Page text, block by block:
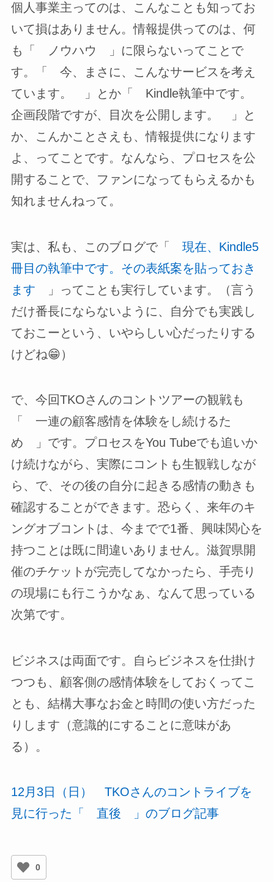
個人事業主ってのは、こんなことも知ってお
いて損はありません。情報提供ってのは、何
も「 ノウハウ 」に限らないってことで
す。「 今、まさに、こんなサービスを考え
ています。 」とか「 Kindle執筆中です。
企画段階ですが、目次を公開します。 」と
か、こんかことさえも、情報提供になります
よ、ってことです。なんなら、プロセスを公
開することで、ファンになってもらえるかも
知れませんねって。
実は、私も、このブログで「 現在、Kindle5
冊目の執筆中です。その表紙案を貼っておき
ます 」ってことも実行しています。（言う
だけ番長にならないように、自分でも実践し
ておこーという、いやらしい心だったりする
けどね😁）
で、今回TKOさんのコントツアーの観戦も
「 一連の顧客感情を体験をし続けるた
め 」です。プロセスをYou Tubeでも追いか
け続けながら、実際にコントも生観戦しなが
ら、で、その後の自分に起きる感情の動きも
確認することができます。恐らく、来年のキ
ングオブコントは、今までで1番、興味関心を
持つことは既に間違いありません。滋賀県開
催のチケットが完売してなかったら、手売り
の現場にも行こうかなぁ、なんて思っている
次第です。
ビジネスは両面です。自らビジネスを仕掛け
つつも、顧客側の感情体験をしておくってこ
とも、結構大事なお金と時間の使い方だった
りします（意識的にすることに意味があ
る）。
12月3日（日） TKOさんのコントライブを
見に行った「 直後 」のブログ記事
0